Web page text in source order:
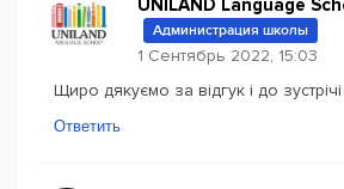
UNILAND Language
Администрация школы
1 Сентябрь 2022, 15:03
Щиро дякуємо за відгук і до
Ответить